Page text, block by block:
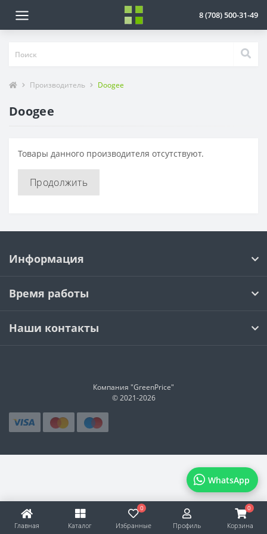
8 (708) 500-31-49
Главная Каталог
0
Избранные Профиль
0
Корзина
Производитель Doogee
Doogee
Товары данного производителя отсутствуют.
Продолжить
WhatsApp
Информация
Время работы
Наши контакты
Компания "GreenPrice"
© 2021-2026